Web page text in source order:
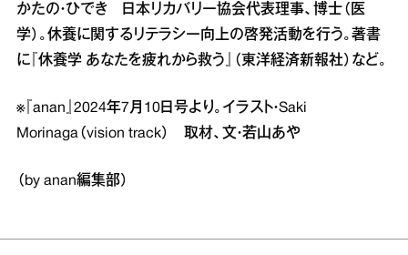
かたの・ひでき 日本リカバリー協会代表理事、博士（医
学）。休養に関するリテラシー向上の啓発活動を行う。著書
に『休養学 あなたを疲れから救う』（東洋経済新報社）など。
※『anan』2024年7月10日号より。イラスト・Saki
Morinaga（vision track） 取材、文・若山あや
（by anan編集部）